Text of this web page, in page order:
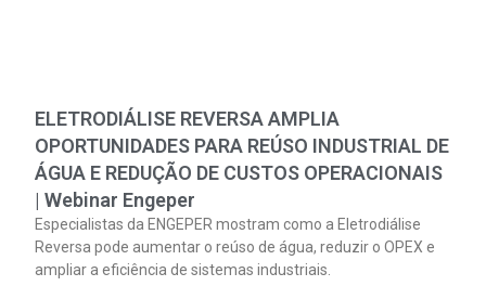
ELETRODIÁLISE REVERSA AMPLIA
OPORTUNIDADES PARA REÚSO INDUSTRIAL DE
ÁGUA E REDUÇÃO DE CUSTOS OPERACIONAIS
| Webinar Engeper
Especialistas da ENGEPER mostram como a Eletrodiálise
Reversa pode aumentar o reúso de água, reduzir o OPEX e
ampliar a eficiência de sistemas industriais.